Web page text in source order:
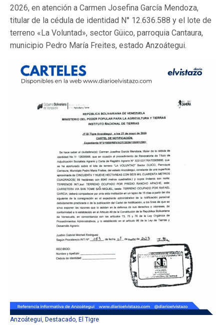
2026, en atención a Carmen Josefina García Mendoza,
titular de la cédula de identidad N° 12.636.588 y el lote de
terreno «La Voluntad», sector Güico, parroquia Cantaura,
municipio Pedro María Freites, estado Anzoátegui.
Anzoátegui, Destacado, El Tigre